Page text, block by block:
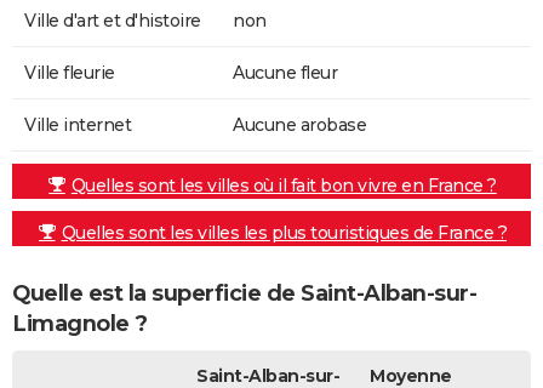
Ville d'art et d'histoire non
Ville fleurie Aucune fleur
Ville internet Aucune arobase
Quelles sont les villes où il fait bon vivre en France ?
Quelles sont les villes les plus touristiques de France ?
Quelle est la superficie de Saint-Alban-sur-
Limagnole ?
Saint-Alban-sur-
Moyenne